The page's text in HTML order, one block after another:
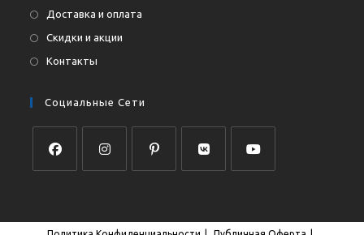
Доставка и оплата
Скидки и акции
Контакты
Социальные Сети
новой
новой
новой
новой
новой